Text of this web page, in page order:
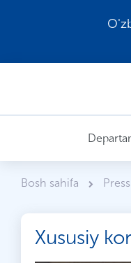
Bosh sahifa
Xususiy